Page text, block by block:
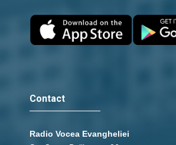
Contact
Radio Vocea Evangheliei